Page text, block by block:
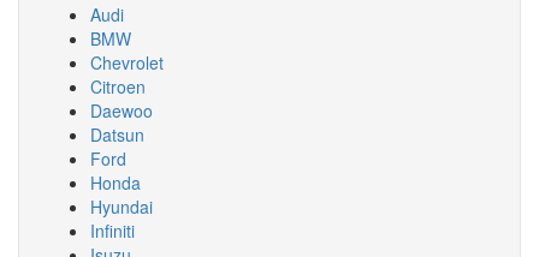
Audi
BMW
Chevrolet
Citroen
Daewoo
Datsun
Ford
Honda
Hyundai
Infiniti